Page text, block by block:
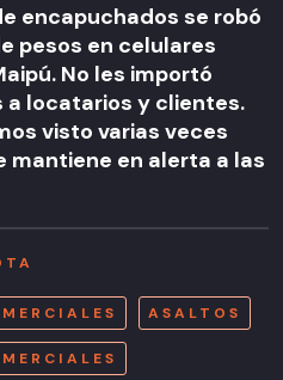
encapuchados se robó
pesos en celulares
No les importó
a locatarios y clientes.
visto varias veces
mantiene en alerta a las
ASALTOS